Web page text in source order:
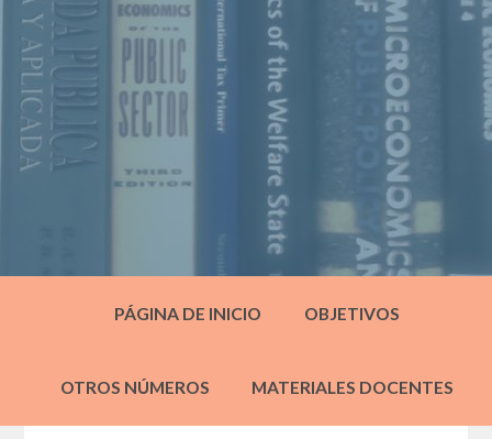
PÁGINA DE INICIO OBJETIVOS
OTROS NÚMEROS MATERIALES DOCENTES